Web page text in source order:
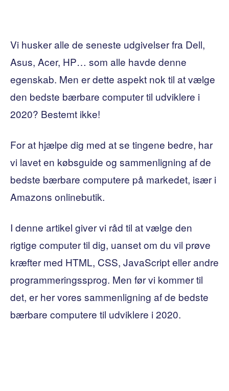
Vi husker alle de seneste udgivelser fra Dell,
Asus, Acer, HP… som alle havde denne
egenskab. Men er dette aspekt nok til at vælge
den bedste bærbare computer til udviklere i
2020? Bestemt ikke!
For at hjælpe dig med at se tingene bedre, har
vi lavet en købsguide og sammenligning af de
bedste bærbare computere på markedet, især i
Amazons onlinebutik.
I denne artikel giver vi råd til at vælge den
rigtige computer til dig, uanset om du vil prøve
kræfter med HTML, CSS, JavaScript eller andre
programmeringssprog. Men før vi kommer til
det, er her vores sammenligning af de bedste
bærbare computere til udviklere i 2020.